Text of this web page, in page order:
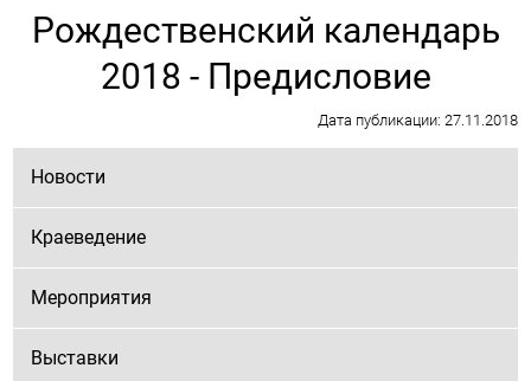
Рождественский календарь
2018 - Предисловие
Дата публикации: 27.11.2018
Новости
Краеведение
Мероприятия
Выставки